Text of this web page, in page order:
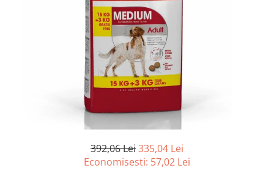
Afecțiuni neurologice
Afecțiuni oftalmice
Afecțiuni oncologice
Afecțiuni renale și urinare
Afecțiuni respiratorii
Vitamine și minerale
Afecțiuni neurologice
Afecțiuni oftalmice
Afecțiuni oncologice
Afecțiuni respiratorii
Afecțiuni renale și urinare
Vitamine și minerale392,06 Lei335,04 Lei
Economisesti: 57,02 Lei